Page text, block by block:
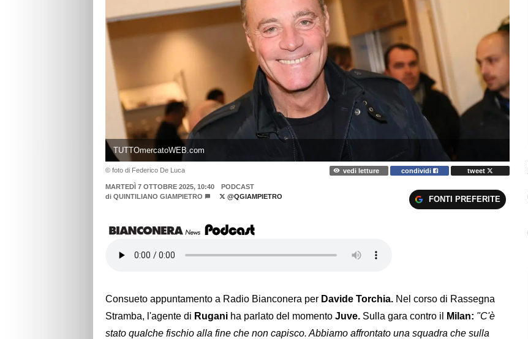
TUTTOmercatoWEB.com
© foto di Federico De Luca vedi letture condividi tweet
MARTEDÌ 7 OTTOBRE 2025, 10:40
PODCAST
di QUINTILIANO GIAMPIETRO @QGIAMPIETRO FONTI PREFERITE
Consueto appuntamento a Radio Bianconera per Davide Torchia. Nel corso di Rassegna
Stramba, l'agente di Rugani ha parlato del momento Juve. Sulla gara contro il Milan: "C'è
stato qualche fischio alla fine che non capisco. Abbiamo affrontato una squadra che sulla